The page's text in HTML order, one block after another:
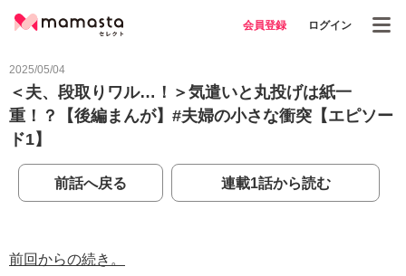
会員登録 ログイン
2025/05/04
＜夫、段取りワル…！＞気遣いと丸投げは紙一
重！？【後編まんが】#夫婦の小さな衝突【エピソー
ド1】
前話へ戻る 連載1話から読む
前回からの続き。